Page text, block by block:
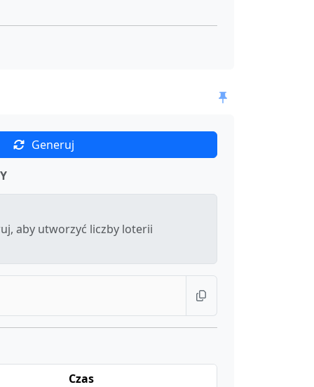
Generuj
aby utworzyć liczby loterii
Czas